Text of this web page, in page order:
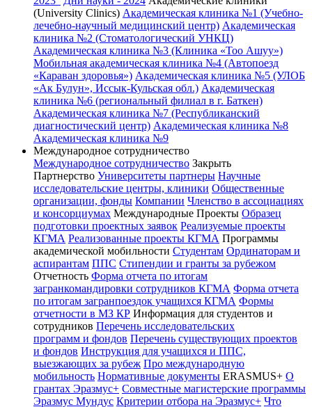
(University Clinics) Академическая клиника №1 (Учебно-
лечебно-научный медицинский центр) Академическая
клиника №2 (Стоматологический УНКЦ)
Академическая клиника №3 (Клиника «Тоо Ашуу»)
Мобильная академическая клиника №4 (Автопоезд
«Караван здоровья») Академическая клиника №5 (УЛОБ
«Ак Булун», Иссык-Кульская обл.) Академическая
клиника №6 (региональный филиал в г. Баткен)
Академическая клиника №7 (Республиканский
диагностический центр) Академическая клиника №8
Академическая клиника №9
Международное сотрудничество
Международное сотрудничество Закрыть
Партнерство Университеты партнеры Научные
исследовательские центры, клиники Общественные
организации, фонды Компании Членство в ассоциациях
и консорциумах Международные Проекты Образец
подготовки проектных заявок Реализуемые проекты
КГМА Реализованные проекты КГМА Программы
академической мобильности Студентам Ординаторам и
аспирантам ППС Стипендии и гранты за рубежом
Отчетность Форма отчета по итогам
загранкомандировки сотрудников КГМА Форма отчета
по итогам загранпоездок учащихся КГМА Формы
отчетности в МЗ КР Информация для студентов и
сотрудников Перечень исследовательских
программ и фондов Перечень существующих проектов
и фондов Инструкция для учащихся и ППС,
выезжающих за рубеж Про международную
мобильность Нормативные документы ERASMUS+ О
грантах Эразмус+ Совместные магистерские программы
Эразмус Мундус Критерии отбора на Эразмус+ Что